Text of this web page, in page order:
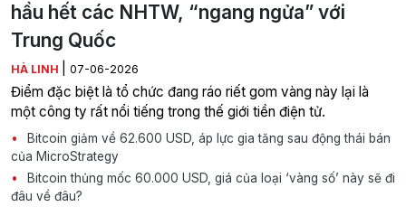
hầu hết các NHTW, “ngang ngửa” với
Trung Quốc
HÀ LINH 07-06-2026
Điểm đặc biệt là tổ chức đang ráo riết gom vàng này lại là
một công ty rất nổi tiếng trong thế giới tiền điện tử.
Bitcoin giảm về 62.600 USD, áp lực gia tăng sau động thái bán
của MicroStrategy
Bitcoin thủng mốc 60.000 USD, giá của loại ‘vàng số’ này sẽ đi
đâu về đâu?